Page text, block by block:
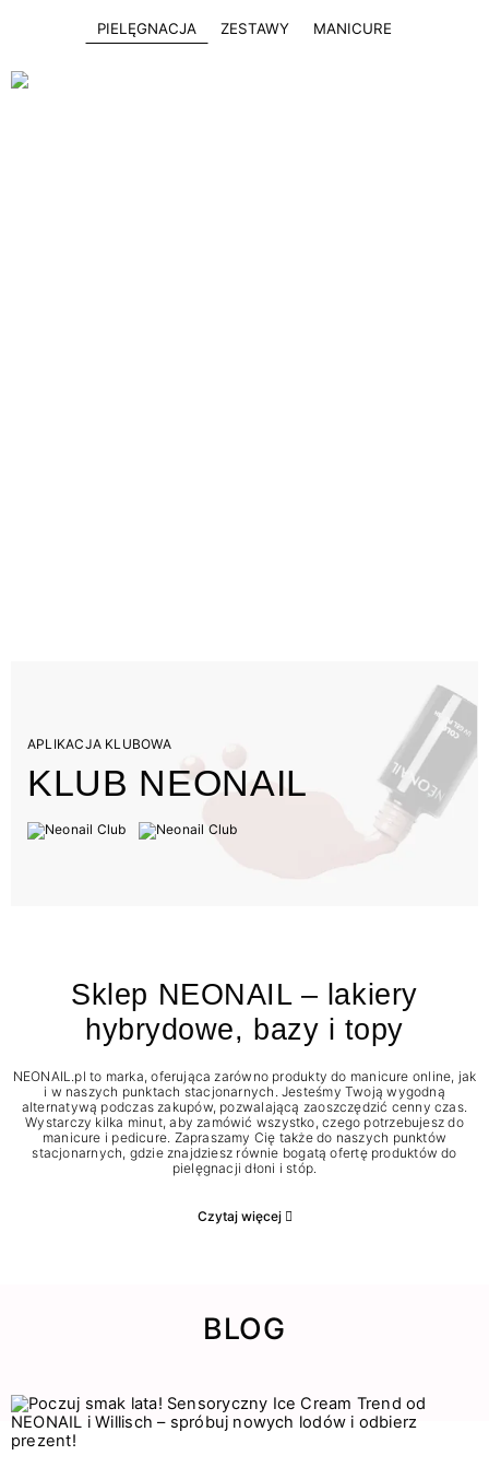
PIELĘGNACJA ZESTAWY MANICURE
APLIKACJA KLUBOWA
KLUB NEONAIL
Sklep NEONAIL – lakiery
hybrydowe, bazy i topy
NEONAIL.pl to marka, oferująca zarówno produkty do manicure online, jak
i w naszych punktach stacjonarnych. Jesteśmy Twoją wygodną
alternatywą podczas zakupów, pozwalającą zaoszczędzić cenny czas.
Wystarczy kilka minut, aby zamówić wszystko, czego potrzebujesz do
manicure i pedicure. Zapraszamy Cię także do naszych punktów
stacjonarnych, gdzie znajdziesz równie bogatą ofertę produktów do
pielęgnacji dłoni i stóp.
Czytaj więcej
BLOG